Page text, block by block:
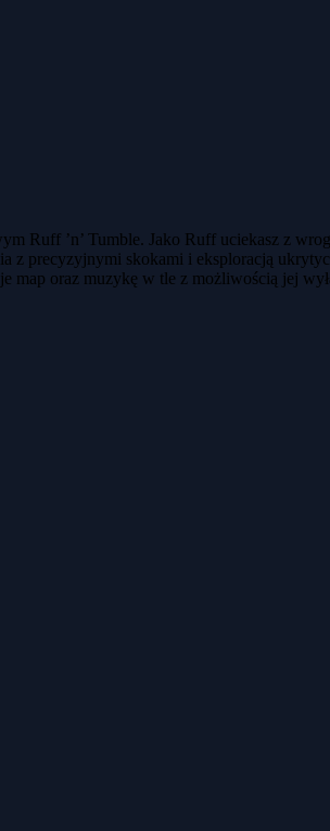
’n’ Tumble. Jako Ruff uciekasz z
z precyzyjnymi skokami i eksploracją
oraz muzykę w tle z możliwością jej